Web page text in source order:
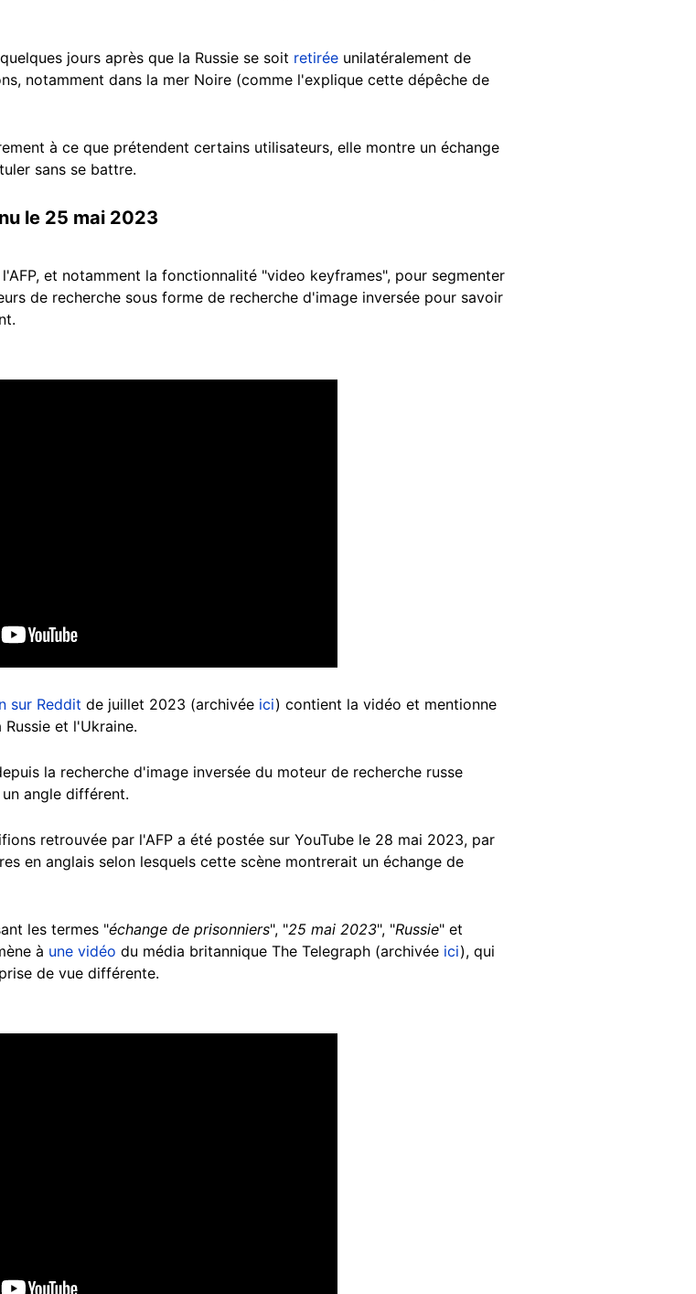
jours après que la Russie se soit retirée unilatéralement de
notamment dans la mer Noire (comme l'explique cette dépêche de
à ce que prétendent certains utilisateurs, elle montre un échange
sans se battre.
le 25 mai 2023
et notamment la fonctionnalité "video keyframes", pour segmenter
de recherche sous forme de recherche d'image inversée pour savoir
sur Reddit de juillet 2023 (archivée ici) contient la vidéo et mentionne
et l'Ukraine.
la recherche d'image inversée du moteur de recherche russe
angle différent.
retrouvée par l'AFP a été postée sur YouTube le 28 mai 2023, par
en anglais selon lesquels cette scène montrerait un échange de
les termes "échange de prisonniers", "25 mai 2023", "Russie" et
à une vidéo du média britannique The Telegraph (archivée ici), qui
de vue différente.